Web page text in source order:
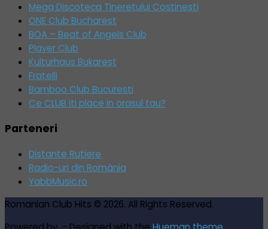
Mega Discoteca Tineretului Costinesti
ONE Club Bucharest
BOA – Beat of Angels Club
Player Club
Kulturhaus Bukarest
Fratelli
Bamboo Club Bucuresti
Ce CLUB iti place in orasul tau?
Parteneri
Distante Rutiere
Radio-uri din România
YabbMusic.ro
Romanian Club Hits © 2026. All Rights Reserved.